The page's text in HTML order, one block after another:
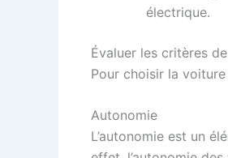
électrique.
Évaluer les critères
Pour choisir la
Autonomie
L’autonomie est un